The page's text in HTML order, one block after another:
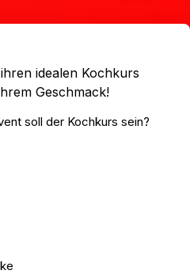
idealen Kochkurs
Geschmack!
soll der Kochkurs sein?